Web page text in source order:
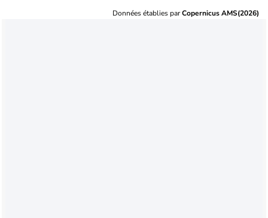
Données établies parCopernicus AMS(2026)